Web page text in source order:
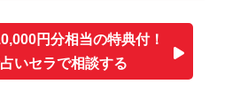
円分相当の特典付！
いセラで相談する